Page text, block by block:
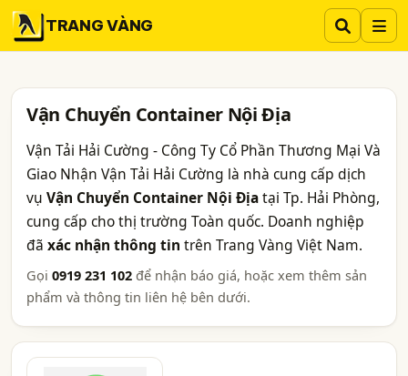
TRANG VÀNG
Vận Chuyển Container Nội Địa
Vận Tải Hải Cường - Công Ty Cổ Phần Thương Mại Và
Giao Nhận Vận Tải Hải Cường là nhà cung cấp dịch
vụ Vận Chuyển Container Nội Địatại Tp. Hải Phòng,
cung cấp cho thị trường Toàn quốc. Doanh nghiệp
đã xác nhận thông tin trên Trang Vàng Việt Nam.
Gọi 0919 231 102 để nhận báo giá, hoặc xem thêm sản
phẩm và thông tin liên hệ bên dưới.